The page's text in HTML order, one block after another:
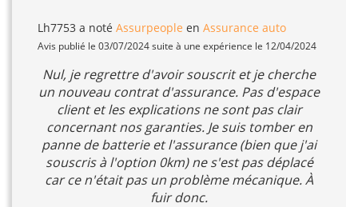
Lh7753 a noté Assurpeople en Assurance auto
Avis publié le 03/07/2024 suite à une expérience le 12/04/2024
Nul, je regrettre d'avoir souscrit et je cherche
un nouveau contrat d'assurance. Pas d'espace
client et les explications ne sont pas clair
concernant nos garanties. Je suis tomber en
panne de batterie et l'assurance (bien que j'ai
souscris à l'option 0km) ne s'est pas déplacé
car ce n'était pas un problème mécanique. À
fuir donc.